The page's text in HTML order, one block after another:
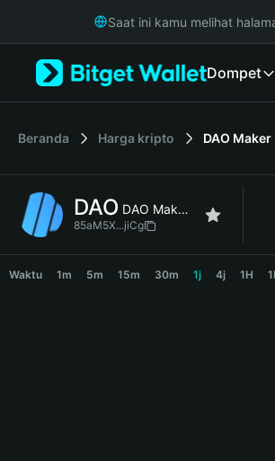
Русский
Italiano
简体中文
繁體中文
Bahasa Indonesia
Saat ini kamu melihat
Dompet
Beranda Harga kripto DAO
DAO DAO Maker (Wormhole)
85aM5X...jiCg
Waktu 1m 5m 15m 30m 1j 4j 1H